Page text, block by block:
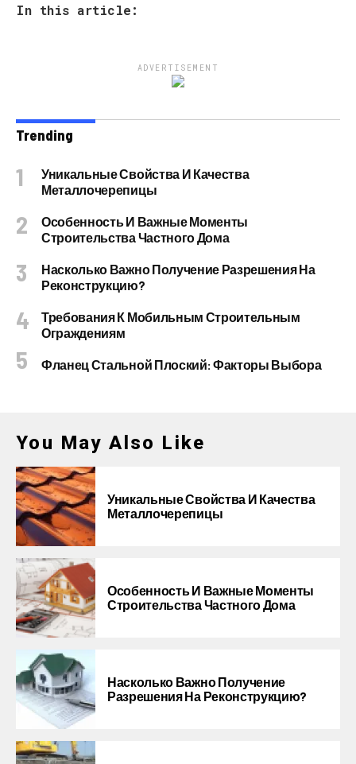
In this article:
ADVERTISEMENT
Trending
Уникальные Свойства И Качества
Металлочерепицы
Особенность И Важные Моменты
Строительства Частного Дома
Насколько Важно Получение Разрешения На
Реконструкцию?
Требования К Мобильным Строительным
Ограждениям
Фланец Стальной Плоский: Факторы Выбора
You May Also Like
Уникальные Свойства И Качества
Металлочерепицы
Особенность И Важные Моменты
Строительства Частного Дома
Насколько Важно Получение
Разрешения На Реконструкцию?